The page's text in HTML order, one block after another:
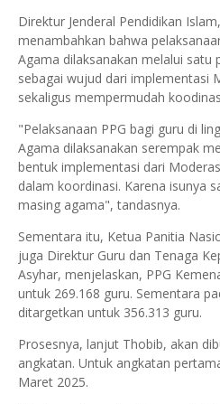
Direktur Jenderal Pendidikan
menambahkan bahwa
Agama dilaksanakan melalui satu
sebagai wujud dari implementasi
sekaligus mempermudah
"Pelaksanaan PPG bagi guru di
Agama dilaksanakan serempak
bentuk implementasi dari
dalam koordinasi. Karena isunya
masing agama", tandasnya.
Sementara itu, Ketua Panitia
juga Direktur Guru dan Tenaga
Asyhar, menjelaskan, PPG
untuk 269.168 guru. Sementara
ditargetkan untuk 356.313 guru.
Prosesnya, lanjut Thobib, akan
angkatan. Untuk angkatan
Maret 2025.